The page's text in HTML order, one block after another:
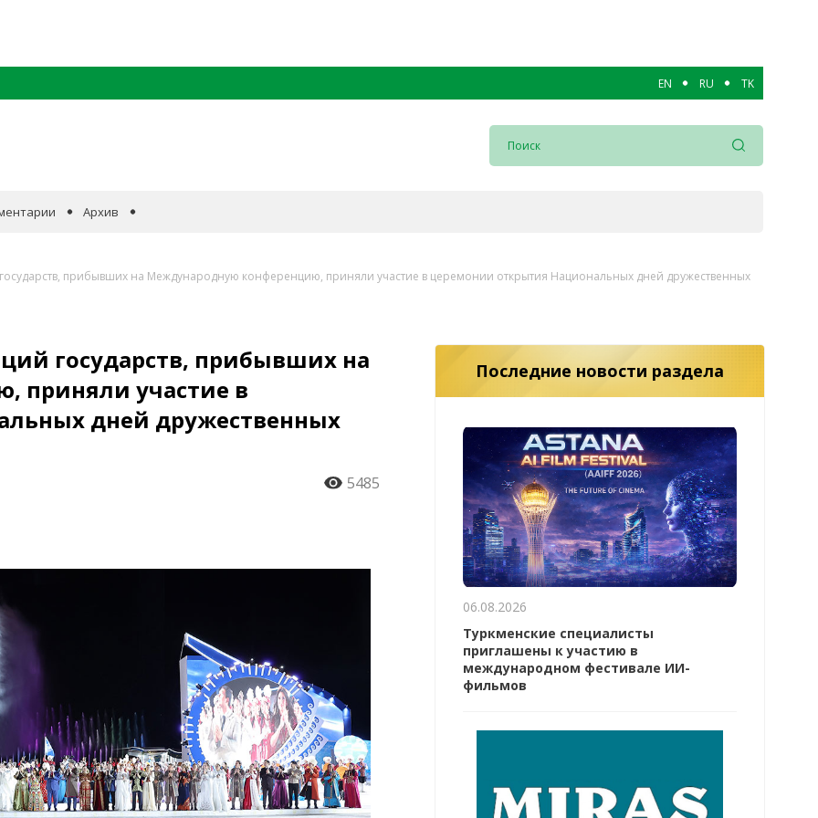
EN RU TK
Архив
прибывших на Международную конференцию, приняли участие в церемонии открытия Национальных дней дружественных
государств, прибывших на
приняли участие в
дней дружественных
5485
Последние новости раздела
06.08.2026
Туркменские специалисты
приглашены к участию в
международном фестивале ИИ-
фильмов